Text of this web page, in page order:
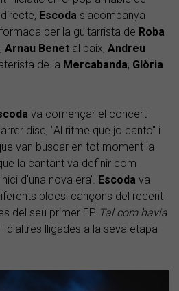
Escoda s'acompanya
per la guitarrista de Roba
, Arnau Benet al baix, Andreu
de la Mercabanda, Glòria
va començar el concert
disc, "Al ritme que jo canto" i
van buscar en tot moment la
la cantant va definir com
d'una nova era'. Escoda va
blocs: cançons del recent
del seu primer EP Tal com havia
d'altres lligades a la seva etapa